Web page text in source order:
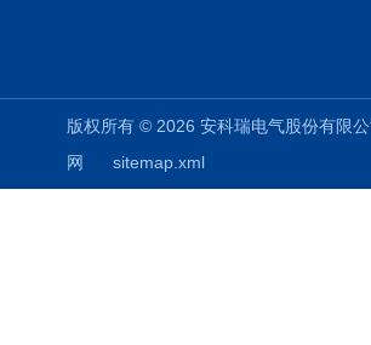
版权所有 © 2026 安科瑞电气股份有
网
sitemap.xml